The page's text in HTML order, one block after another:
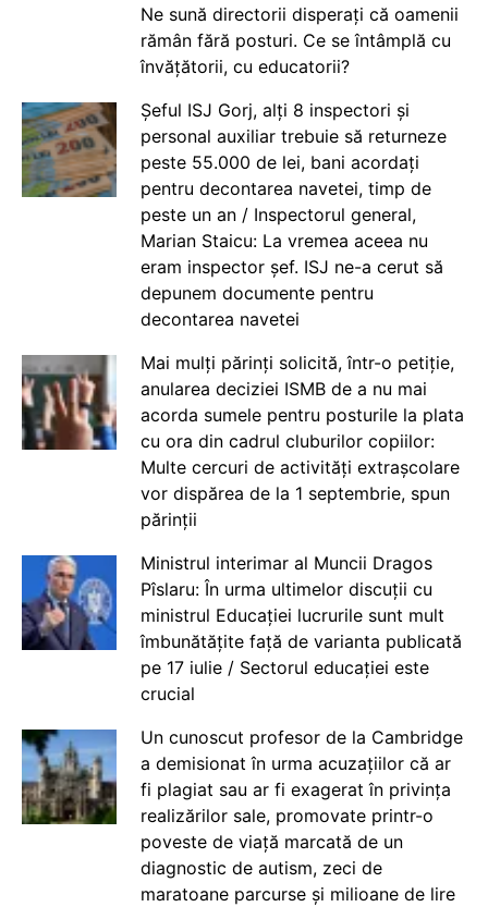
Ne sună directorii disperați că oamenii
rămân fără posturi. Ce se întâmplă cu
învățătorii, cu educatorii?
Șeful ISJ Gorj, alți 8 inspectori și
personal auxiliar trebuie să returneze
peste 55.000 de lei, bani acordați
pentru decontarea navetei, timp de
peste un an / Inspectorul general,
Marian Staicu: La vremea aceea nu
eram inspector șef. ISJ ne-a cerut să
depunem documente pentru
decontarea navetei
Mai mulți părinți solicită, într-o petiție,
anularea deciziei ISMB de a nu mai
acorda sumele pentru posturile la plata
cu ora din cadrul cluburilor copiilor:
Multe cercuri de activități extrașcolare
vor dispărea de la 1 septembrie, spun
părinții
Ministrul interimar al Muncii Dragos
Pîslaru: În urma ultimelor discuții cu
ministrul Educației lucrurile sunt mult
îmbunătățite față de varianta publicată
pe 17 iulie / Sectorul educației este
crucial
Un cunoscut profesor de la Cambridge
a demisionat în urma acuzațiilor că ar
fi plagiat sau ar fi exagerat în privința
realizărilor sale, promovate printr-o
poveste de viață marcată de un
diagnostic de autism, zeci de
maratoane parcurse și milioane de lire